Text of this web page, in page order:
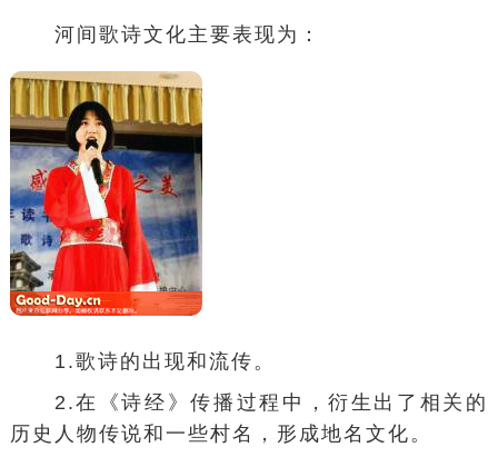
河间歌诗文化主要表现为：
1.歌诗的出现和流传。
2.在《诗经》传播过程中，衍生出了相关的
历史人物传说和一些村名，形成地名文化。